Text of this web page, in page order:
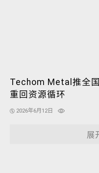
Techom Metal推全
重回资源循环
2026年6月12日
展